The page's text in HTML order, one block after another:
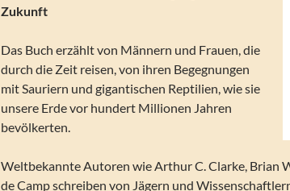
Zukunft
Das Buch erzählt von Männern und Frauen, die
durch die Zeit reisen, von ihren Begegnungen
mit Sauriern und gigantischen Reptilien, wie sie
unsere Erde vor hundert Millionen Jahren
bevölkerten.
Weltbekannte Autoren wie Arthur C. Clarke, Brian
de Camp schreiben von Jägern und